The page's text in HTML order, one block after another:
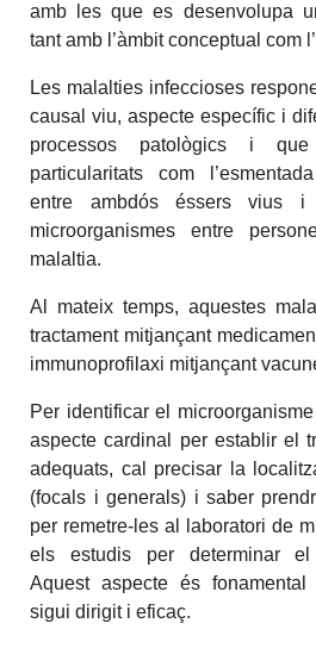
amb les que es desenvolupa
tant amb l’àmbit conceptual com
Les malalties infeccioses
causal viu, aspecte específic i
processos patològics i que
particularitats com
entre ambdós éssers vius i
microorganismes entre
malaltia.
Al mateix temps, aquestes
tractament mitjançant
immunoprofilaxi mitjançant
Per identificar el
aspecte cardinal per establir el
adequats, cal precisar la
(focals i generals) i saber
per remetre-les al laboratori de
els estudis per determinar el
Aquest aspecte és
sigui dirigit i eficaç.